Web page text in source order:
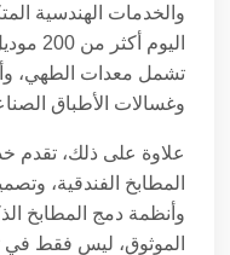
والخدمات الهندسية
تشمل معدات الطهي،
وغسالات الأطباق
علاوة على ذلك، تقدم
المطابخ الفندقية،
وأنظمة دمج المطابخ
الموثوق، ليس فقط في